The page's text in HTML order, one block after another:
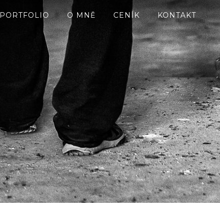
PORTFOLIO O MNĚ CENÍK KONTAKT